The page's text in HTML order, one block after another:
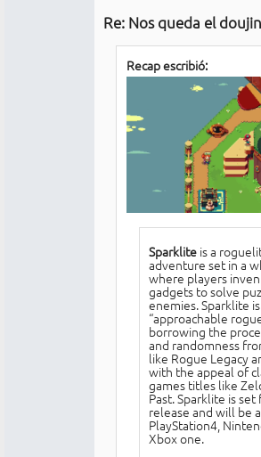
Re: Nos queda el
Recap escribió:
Sparklite is a
adventure set in a
where players
gadgets to solve
enemies. Sparklite
“approachable
borrowing the
and randomness
like Rogue Legacy
with the appeal of
games titles like
Past. Sparklite is
release and will be
PlayStation4,
Xbox one.